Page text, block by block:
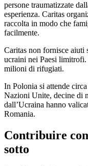
persone traumatizzate
esperienza. Caritas
raccolta in modo che
facilmente.
Caritas non fornisce aiuti
ucraini nei Paesi
milioni di rifugiati.
In Polonia si attende
Nazioni Unite, decine di
dall’Ucraina hanno
Romania.
Contribuire
sotto